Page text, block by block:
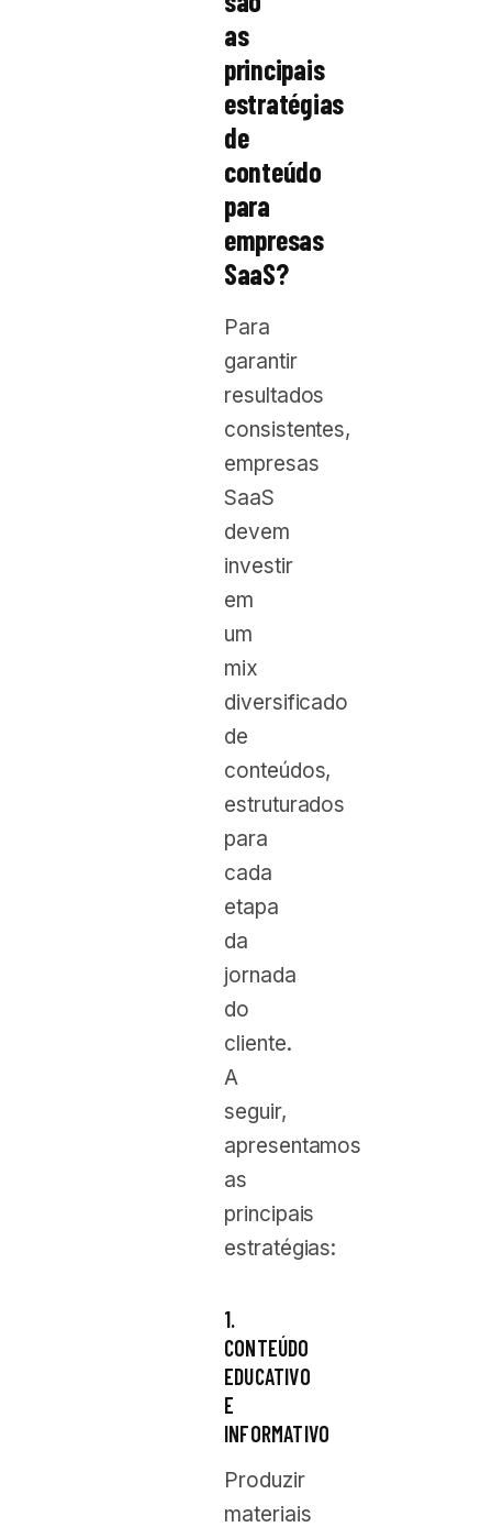
as
principais
estratégias
de
conteúdo
para
empresas
SaaS?
Para
garantir
resultados
consistentes,
empresas
SaaS
devem
investir
em
um
mix
diversificado
de
conteúdos,
estruturados
para
cada
etapa
da
jornada
do
cliente.
A
seguir,
apresentamos
as
principais
estratégias:
1.
CONTEÚDO
EDUCATIVO
E
INFORMATIVO
Produzir
materiais